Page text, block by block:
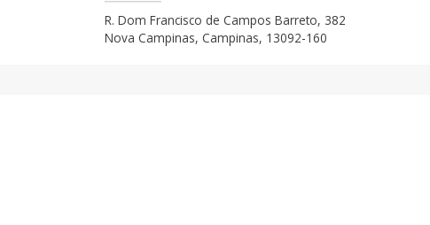
R. Dom Francisco de Campos Barreto, 382
Nova Campinas, Campinas, 13092-160